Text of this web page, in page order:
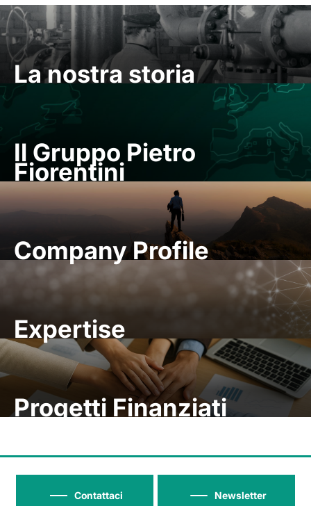
La nostra storia
Il Gruppo Pietro
Fiorentini
Company Profile
Expertise
Progetti Finanziati
Newsletter
Contattaci